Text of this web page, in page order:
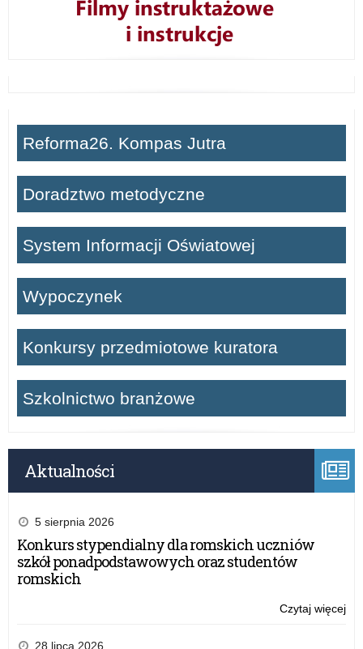
Reforma26. Kompas Jutra
Doradztwo metodyczne
System Informacji Oświatowej
Wypoczynek
Konkursy przedmiotowe kuratora
Szkolnictwo branżowe
Aktualności
5 sierpnia 2026
Konkurs stypendialny dla romskich uczniów
szkół ponadpodstawowych oraz studentów
romskich
Czytaj więcej
28 lipca 2026